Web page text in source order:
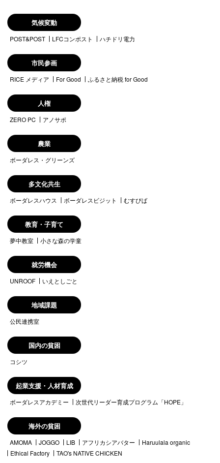
気候変動
POST&POST LFCコンポスト ハチドリ電力
市民参画
RICE メディア For Good ふるさと納税 for Good
人権
ZERO PC アノサポ
農業
ボーダレス・グリーンズ
多文化共生
ボーダレスハウス ボーダレスビジット むすびば
教育・子育て
夢中教室 小さな森の学童
就労機会
UNROOF いえとしごと
地域課題
公民連携室
国内の貧困
コシツ
起業支援・人材育成
ボーダレスアカデミー 次世代リーダー育成プログラム「HOPE」
海外の貧困
AMOMA JOGGO LIB アフリカシアバター
Haruulala organic
Ethical Factory
TAO's NATIVE CHICKEN